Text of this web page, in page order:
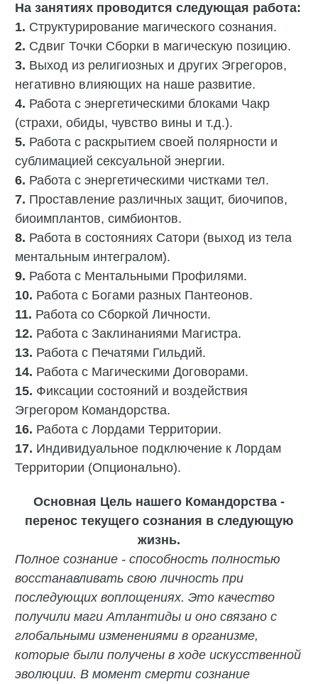
На занятиях проводится следующая работа:
1. Структурирование магического сознания.
2. Сдвиг Точки Сборки в магическую позицию.
3. ‎Выход из религиозных и других Эгрегоров,
негативно влияющих на наше развитие.
4. Работа с энергетическими блоками Чакр
(страхи, обиды, чувство вины и т.д.).
5. Работа с раскрытием своей полярности и
сублимацией сексуальной энергии.
6. Работа с энергетическими чистками тел.
7. Проставление различных защит, биочипов,
биоимплантов, симбионтов.
8. Работа в состояниях Сатори (выход из тела
ментальным интегралом).
9. Работа с Ментальными Профилями.
10. Работа с Богами разных Пантеонов.
11. Работа со Сборкой Личности.
12. Работа с Заклинаниями Магистра.
13. Работа с Печатями Гильдий.
14. Работа с Магическими Договорами.
15. ‎Фиксации состояний и воздействия
Эгрегором Командорства.
16. Работа с Лордами Территории.
17. Индивидуальное подключение к Лордам
Территории (Опционально).
Основная Цель нашего Командорства -
перенос текущего сознания в следующую
жизнь.
Полное сознание - способность полностью
восстанавливать свою личность при
последующих воплощениях. Это качество
получили маги Атлантиды и оно связано с
глобальными изменениями в организме,
которые были получены в ходе искусственной
эволюции. В момент смерти сознание